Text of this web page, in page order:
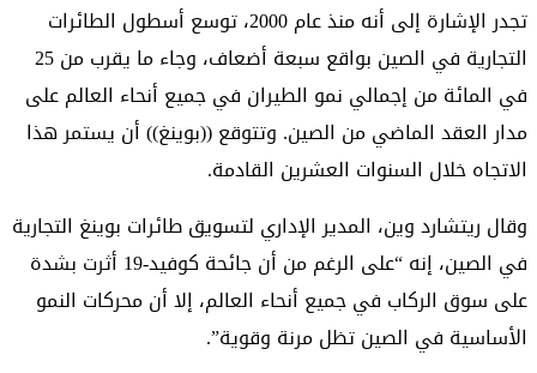
تجدر الإشارة إلى أنه منذ عام 2000، توسع أسطول الطائرات
التجارية في الصين بواقع سبعة أضعاف، وجاء ما يقرب من 25
في المائة من إجمالي نمو الطيران في جميع أنحاء العالم على
مدار العقد الماضي من الصين. وتتوقع ((بوينغ)) أن يستمر هذا
الاتجاه خلال السنوات العشرين القادمة.
وقال ريتشارد وين، المدير الإداري لتسويق طائرات بوينغ التجارية
في الصين، إنه “على الرغم من أن جائحة كوفيد-19 أثرت بشدة
على سوق الركاب في جميع أنحاء العالم، إلا أن محركات النمو
الأساسية في الصين تظل مرنة وقوية”.